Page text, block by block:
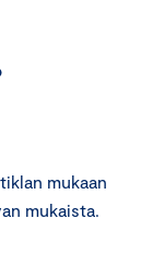
mukaan
mukaista.